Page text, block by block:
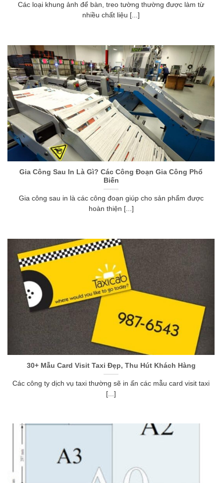
Các loại khung ảnh để bàn, treo tường thường được làm từ
nhiều chất liệu [...]
Gia Công Sau In Là Gì? Các Công Đoạn Gia Công Phổ
Biến
Gia công sau in là các công đoạn giúp cho sản phẩm được
hoàn thiện [...]
30+ Mẫu Card Visit Taxi Đẹp, Thu Hút Khách Hàng
Các công ty dịch vụ taxi thường sẽ in ấn các mẫu card visit taxi
[...]